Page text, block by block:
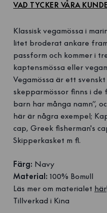
VAD TYCKER VÅRA
Klassisk vegamössa i
litet broderat ankare
passform och kommer i
kaptensmössa eller
Vegamössa är ett
skepparmössor finns i de
barn har många namn”,
här är några exempel;
cap, Greek fisherman's
Skipperkasket m fl.
Färg: Navy
Material: 100% Bomull
Läs mer om materialet här!
Tillverkad i Kina